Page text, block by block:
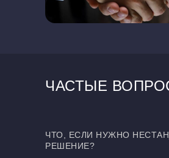
ЧТО, ЕСЛИ НУЖНО
РЕШЕНИЕ?
ЧАСТЫЕ